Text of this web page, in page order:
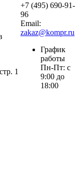
1
+7 (495) 690-91-
96
Email:
zakaz@kompr.ru
График
работы
Пн-Пт: с
9:00 до
18:00